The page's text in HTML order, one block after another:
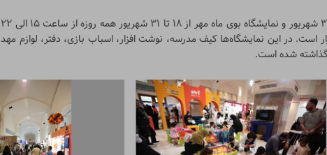
نمایشگاه نوشت‌افزار ایرانی «ایران نوشت» از ۱۵ تا ۳۱ شهریور و نمایشگاه بوی ماه مهر از 18 تا 31 شهریور همه روزه از ساعت ۱۵ الی 22
در این نمایشگاه‌ها کیف مدرسه، نوشت افزار، اسباب بازی، دفتر، لوازم مهد
شده است.